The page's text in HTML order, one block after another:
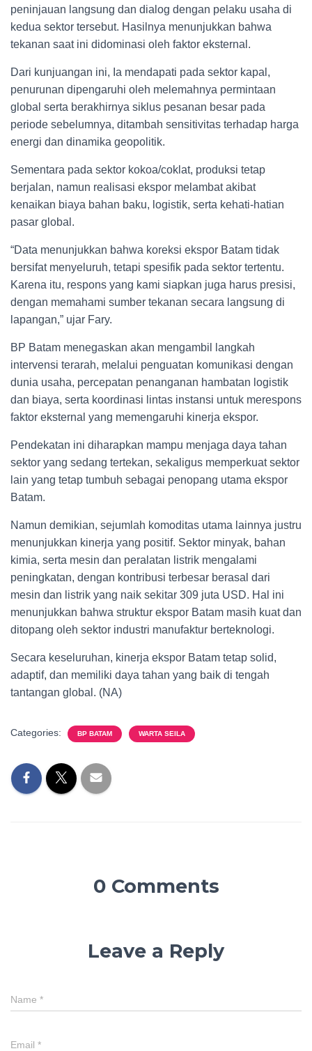
peninjauan langsung dan dialog dengan pelaku usaha di
kedua sektor tersebut. Hasilnya menunjukkan bahwa
tekanan saat ini didominasi oleh faktor eksternal.
Dari kunjuangan ini, Ia mendapati pada sektor kapal,
penurunan dipengaruhi oleh melemahnya permintaan
global serta berakhirnya siklus pesanan besar pada
periode sebelumnya, ditambah sensitivitas terhadap harga
energi dan dinamika geopolitik.
Sementara pada sektor kokoa/coklat, produksi tetap
berjalan, namun realisasi ekspor melambat akibat
kenaikan biaya bahan baku, logistik, serta kehati-hatian
pasar global.
“Data menunjukkan bahwa koreksi ekspor Batam tidak
bersifat menyeluruh, tetapi spesifik pada sektor tertentu.
Karena itu, respons yang kami siapkan juga harus presisi,
dengan memahami sumber tekanan secara langsung di
lapangan,” ujar Fary.
BP Batam menegaskan akan mengambil langkah
intervensi terarah, melalui penguatan komunikasi dengan
dunia usaha, percepatan penanganan hambatan logistik
dan biaya, serta koordinasi lintas instansi untuk merespons
faktor eksternal yang memengaruhi kinerja ekspor.
Pendekatan ini diharapkan mampu menjaga daya tahan
sektor yang sedang tertekan, sekaligus memperkuat sektor
lain yang tetap tumbuh sebagai penopang utama ekspor
Batam.
Namun demikian, sejumlah komoditas utama lainnya justru
menunjukkan kinerja yang positif. Sektor minyak, bahan
kimia, serta mesin dan peralatan listrik mengalami
peningkatan, dengan kontribusi terbesar berasal dari
mesin dan listrik yang naik sekitar 309 juta USD. Hal ini
menunjukkan bahwa struktur ekspor Batam masih kuat dan
ditopang oleh sektor industri manufaktur berteknologi.
Secara keseluruhan, kinerja ekspor Batam tetap solid,
adaptif, dan memiliki daya tahan yang baik di tengah
tantangan global. (NA)
Categories: BP BATAM WARTA SEILA
0 Comments
Leave a Reply
Name *
Email *